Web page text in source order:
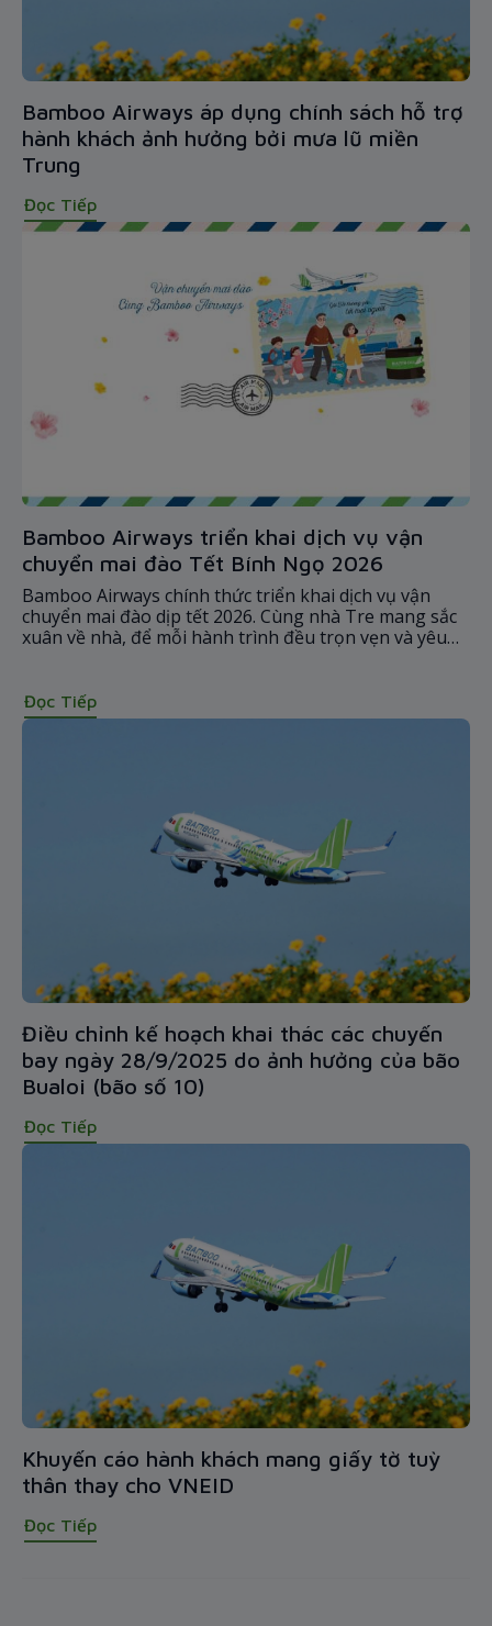
Bamboo Airways áp dụng chính sách hỗ trợ
hành khách ảnh hưởng bởi mưa lũ miền
Trung
Đọc Tiếp
Bamboo Airways triển khai dịch vụ vận
chuyển mai đào Tết Bính Ngọ 2026
Bamboo Airways chính thức triển khai dịch vụ vận
chuyển mai đào dịp tết 2026. Cùng nhà Tre mang sắc
xuân về nhà, để mỗi hành trình đều trọn vẹn và yêu
Đọc Tiếp
Điều chỉnh kế hoạch khai thác các chuyến
bay ngày 28/9/2025 do ảnh hưởng của bão
Bualoi (bão số 10)
Đọc Tiếp
Khuyến cáo hành khách mang giấy tờ tuỳ
thân thay cho VNEID
Đọc Tiếp